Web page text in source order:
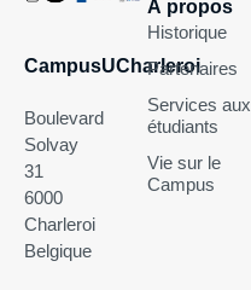
CampusUCharleroi
Boulevard
Solvay
31
6000
Charleroi
Belgique
À propos
Historique
Partenaires
Services aux
étudiants
Vie sur le
Campus